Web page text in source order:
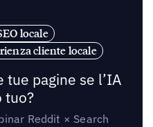
locale
cliente locale
pagine se l’IA
tuo?
Reddit × Search